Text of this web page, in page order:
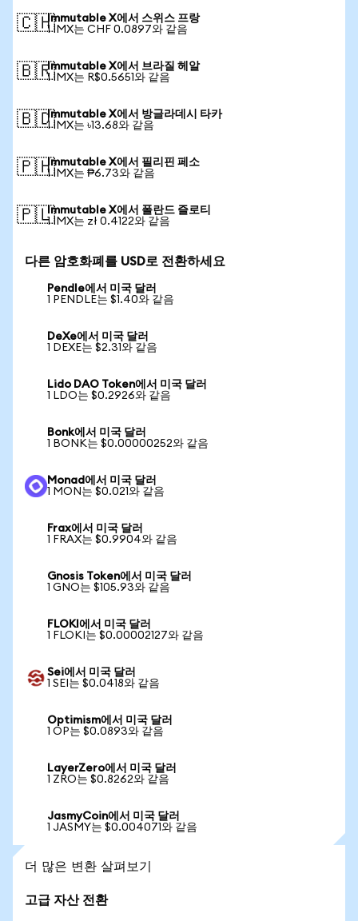
🇨🇭Immutable X에서 스위스 프랑
1 IMX는 CHF 0.0897와 같음
🇧🇷Immutable X에서 브라질 헤알
1 IMX는 R$0.5651와 같음
🇧🇩Immutable X에서 방글라데시 타카
1 IMX는 ৳13.68와 같음
🇵🇭Immutable X에서 필리핀 페소
1 IMX는 ₱6.73와 같음
🇵🇱Immutable X에서 폴란드 즐로티
1 IMX는 zł 0.4122와 같음
다른 암호화폐를 USD로 전환하세요
Pendle에서 미국 달러
1 PENDLE는 $1.40와 같음
DeXe에서 미국 달러
1 DEXE는 $2.31와 같음
Lido DAO Token에서 미국 달러
1 LDO는 $0.2926와 같음
Bonk에서 미국 달러
1 BONK는 $0.00000252와 같음
Monad에서 미국 달러
1 MON는 $0.021와 같음
Frax에서 미국 달러
1 FRAX는 $0.9904와 같음
Gnosis Token에서 미국 달러
1 GNO는 $105.93와 같음
FLOKI에서 미국 달러
1 FLOKI는 $0.00002127와 같음
Sei에서 미국 달러
1 SEI는 $0.0418와 같음
Optimism에서 미국 달러
1 OP는 $0.0893와 같음
LayerZero에서 미국 달러
1 ZRO는 $0.8262와 같음
JasmyCoin에서 미국 달러
1 JASMY는 $0.004071와 같음
더 많은 변환 살펴보기
고급 자산 전환